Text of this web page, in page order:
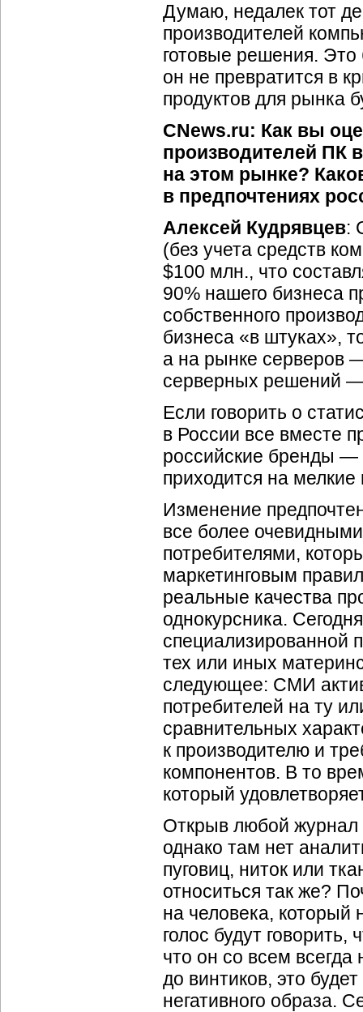
Думаю, недалек тот
производителей
готовые решения. Это
он не превратится в
продуктов для рынка
CNews.ru: Как вы
производителей ПК
на этом рынке?
в предпочтениях
Алексей Кудрявцев:
(без учета средств
$100 млн., что
90% нашего бизнеса
собственного
бизнеса «в штуках»,
а на рынке серверов
серверных решений —
Если говорить о
в России все вместе
российские бренды
приходится на
Изменение
все более
потребителями,
маркетинговым
реальные качества
однокурсника.
специализированной
тех или иных
следующее: СМИ
потребителей на ту
сравнительных
к производителю и
компонентов. В то
который
Открыв любой
однако там нет
пуговиц, ниток или
относиться так же?
на человека, который
голос будут
что он со всем всегда
до винтиков, это
негативного образа.